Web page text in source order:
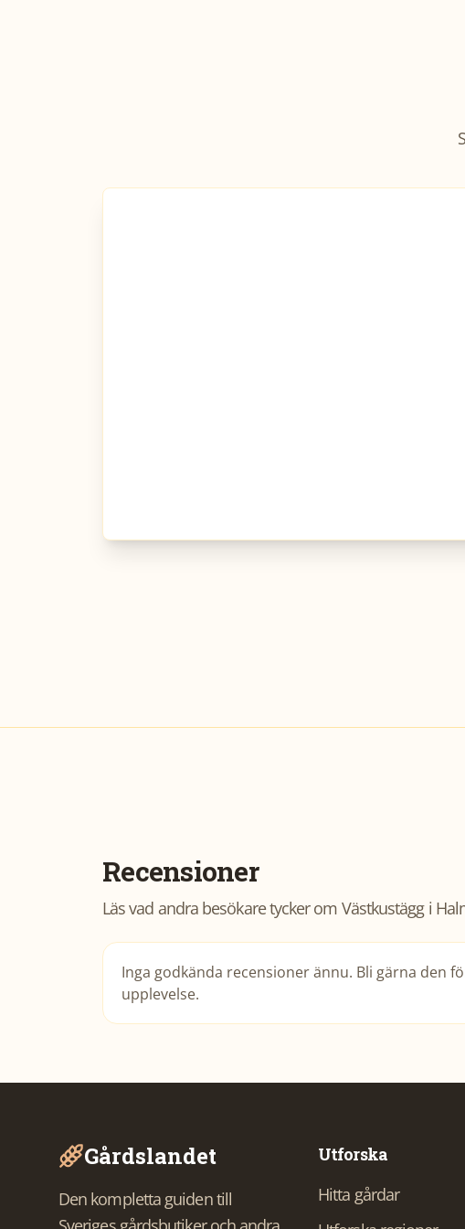
Recensioner
Läs vad andra besökare tycker om Västkustägg i
Inga godkända recensioner ännu. Bli gärna den
upplevelse.
Gårdslandet
Den kompletta guiden till
Utforska
Hitta gårdar